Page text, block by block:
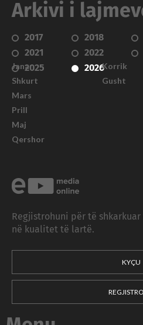
Arkivi i
2017 2018
2021
2022
2025
2026
Janar
Shkurt
Mars
Prill
Maj
Qershor
Korrik
Gusht
Regjistrohuni për të
në kualitet të lartë.
KYÇU